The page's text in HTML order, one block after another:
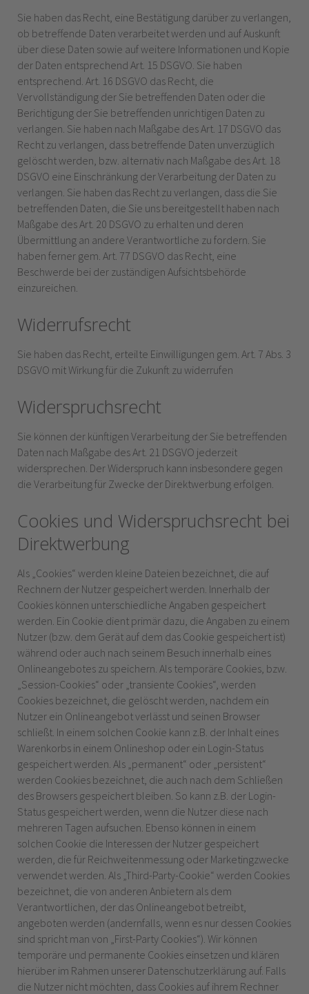
Sie haben das Recht, eine Bestätigung darüber zu verlangen,
ob betreffende Daten verarbeitet werden und auf Auskunft
über diese Daten sowie auf weitere Informationen und Kopie
der Daten entsprechend Art. 15 DSGVO. Sie haben
entsprechend. Art. 16 DSGVO das Recht, die
Vervollständigung der Sie betreffenden Daten oder die
Berichtigung der Sie betreffenden unrichtigen Daten zu
verlangen. Sie haben nach Maßgabe des Art. 17 DSGVO das
Recht zu verlangen, dass betreffende Daten unverzüglich
gelöscht werden, bzw. alternativ nach Maßgabe des Art. 18
DSGVO eine Einschränkung der Verarbeitung der Daten zu
verlangen. Sie haben das Recht zu verlangen, dass die Sie
betreffenden Daten, die Sie uns bereitgestellt haben nach
Maßgabe des Art. 20 DSGVO zu erhalten und deren
Übermittlung an andere Verantwortliche zu fordern. Sie
haben ferner gem. Art. 77 DSGVO das Recht, eine
Beschwerde bei der zuständigen Aufsichtsbehörde
einzureichen.
Widerrufsrecht
Sie haben das Recht, erteilte Einwilligungen gem. Art. 7 Abs. 3
DSGVO mit Wirkung für die Zukunft zu widerrufen
Widerspruchsrecht
Sie können der künftigen Verarbeitung der Sie betreffenden
Daten nach Maßgabe des Art. 21 DSGVO jederzeit
widersprechen. Der Widerspruch kann insbesondere gegen
die Verarbeitung für Zwecke der Direktwerbung erfolgen.
Cookies und Widerspruchsrecht bei
Direktwerbung
Als „Cookies“ werden kleine Dateien bezeichnet, die auf
Rechnern der Nutzer gespeichert werden. Innerhalb der
Cookies können unterschiedliche Angaben gespeichert
werden. Ein Cookie dient primär dazu, die Angaben zu einem
Nutzer (bzw. dem Gerät auf dem das Cookie gespeichert ist)
während oder auch nach seinem Besuch innerhalb eines
Onlineangebotes zu speichern. Als temporäre Cookies, bzw.
„Session-Cookies“ oder „transiente Cookies“, werden
Cookies bezeichnet, die gelöscht werden, nachdem ein
Nutzer ein Onlineangebot verlässt und seinen Browser
schließt. In einem solchen Cookie kann z.B. der Inhalt eines
Warenkorbs in einem Onlineshop oder ein Login-Status
gespeichert werden. Als „permanent“ oder „persistent“
werden Cookies bezeichnet, die auch nach dem Schließen
des Browsers gespeichert bleiben. So kann z.B. der Login-
Status gespeichert werden, wenn die Nutzer diese nach
mehreren Tagen aufsuchen. Ebenso können in einem
solchen Cookie die Interessen der Nutzer gespeichert
werden, die für Reichweitenmessung oder Marketingzwecke
verwendet werden. Als „Third-Party-Cookie“ werden Cookies
bezeichnet, die von anderen Anbietern als dem
Verantwortlichen, der das Onlineangebot betreibt,
angeboten werden (andernfalls, wenn es nur dessen Cookies
sind spricht man von „First-Party Cookies“). Wir können
temporäre und permanente Cookies einsetzen und klären
hierüber im Rahmen unserer Datenschutzerklärung auf. Falls
die Nutzer nicht möchten, dass Cookies auf ihrem Rechner